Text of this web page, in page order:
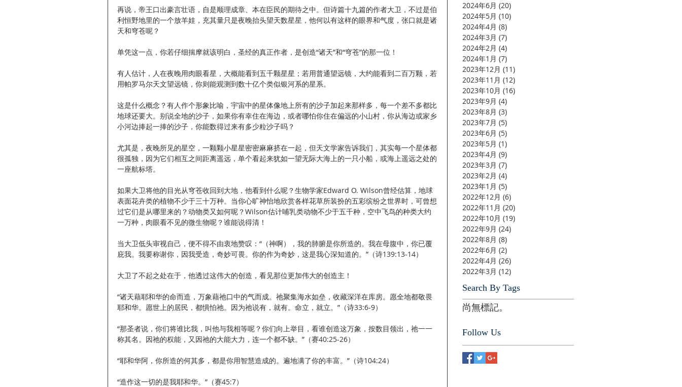
再说，帝王口出豪言壮语，自是顺理成章、本在臣民的期待之中。但诗篇十九篇的作者大卫，不过是伯
利恒野地里的一个放羊娃，充其量只是夜晚抬头望天数星星，他何以有这样的眼界和气度，张口就是诸
天和穹苍呢？
单凭这一点，你若仔细揣摩就该明白，圣经的真正作者，是创造“诸天”和“穹苍”的那一位！
有人估计，人在夜晚用肉眼看星，大概能看到五千颗星星；若用普通望远镜，大约能看到二百万颗，若
用帕罗马尔天文望远镜，你则能观测到数十亿个类似银河系的星系。
这是什么概念？有人作个形象比喻，宇宙中的星体像地上所有的沙子加起来那样多，每一个差不多都比
地球还要大。别说全地的沙子，如果你有幸住在海边，或者哪怕你住在偏远的小山村，你从海边或家乡
小河边捧起一捧的沙子，你能数得过来有多少粒沙子吗？
尤其是，夜晚所见的星空，一颗颗小星星密密麻麻挤在一起，但天文学家告诉我们，其实每一个星体都
很孤独，因为它们相互之间距离遥远，单个看起来犹如一望无际大海上的一只小船，或海上遥远之处的
一座航标塔。
如果大卫将他的目光从穹苍收回到大地，他看到什么呢？生物学家Edward O. Wilson曾经估算，地球
表面花卉类的植物不少于三十万种。当你心旷神怡地欣赏各样花草所装扮的五彩缤纷之世界时，可曾想
过它们是从哪里来的？动物类又如何呢？Wilson估计哺乳类动物不少于五千种，空中飞鸟的种类大约
一万种，肉眼看不见的微生物呢？谁能说得清！
当大卫低头审视自己，便不得不由衷地赞叹：“（神啊），我的肺腑是你所造的。我在母腹中，你已覆
庇我。我要称谢你，因我受造，奇妙可畏。你的作为奇妙，这是我心深知道的。”（诗139:13-14）
大卫了不起之处在于，他透过这伟大的创造，看见那位更加伟大的创造主！
“诸天藉耶和华的命而造，万象藉祂口中的气而成。祂聚集海水如垒，收藏深洋在库房。愿全地都敬畏
耶和华。愿世上的居民，都惧怕祂。因为祂说有，就有。命立，就立。”（诗33:6-9）
“那圣者说，你们将谁比我，叫他与我相等呢？你们向上举目，看谁创造这万象，按数目领出，祂一一
称其名。因祂的权能，又因祂的大能大力，连一个都不缺。”（赛40:25-26）
“耶和华阿，你所造的何其多，都是你用智慧造成的。遍地满了你的丰富。”（诗104:24）
“造作这一切的是我耶和华。”（赛45:7）
2024年6月 (20)
2024年5月 (10)
2024年4月 (8)
2024年3月 (7)
2024年2月 (4)
2024年1月 (7)
2023年12月 (11)
2023年11月 (12)
2023年10月 (16)
2023年9月 (4)
2023年8月 (3)
2023年7月 (5)
2023年6月 (5)
2023年5月 (1)
2023年4月 (9)
2023年3月 (7)
2023年2月 (4)
2023年1月 (5)
2022年12月 (6)
2022年11月 (20)
2022年10月 (19)
2022年9月 (24)
2022年8月 (8)
2022年6月 (2)
2022年4月 (26)
2022年3月 (12)
Search By Tags
尚無標記。
Follow Us